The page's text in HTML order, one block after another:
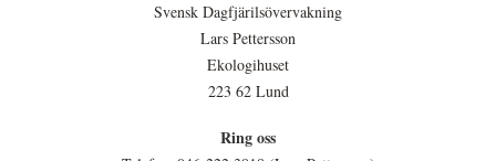
Svensk Dagfjärilsövervakning
Lars Pettersson
Ekologihuset
223 62 Lund
Ring oss